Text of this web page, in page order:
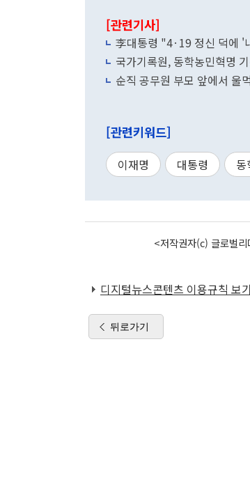
[관련기사]
李대통령 "4·19 정신 덕에 '
국가기록원, 동학농민혁명
순직 공무원 부모 앞에서 울
[관련키워드]
이재명 대통령 동
<저작권자(c) 글로벌
디지털뉴스콘텐츠 이용규칙 보기
뒤로가기